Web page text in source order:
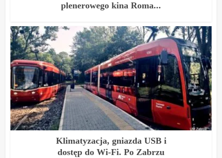
plenerowego kina Roma...
Klimatyzacja, gniazda USB i
dostęp do Wi-Fi. Po Zabrzu